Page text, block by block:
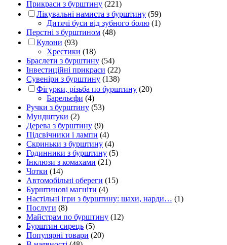
Прикраси з бурштину (221)
Лікувальні намиста з бурштину (59)
Дитячі буси від зубного болю (1)
Перстні з бурштином (48)
Кулони (93)
Хрестики (18)
Браслети з бурштину (54)
Інвестиційні прикраси (22)
Сувеніри з бурштину (138)
Фігурки, різьба по бурштину (20)
Барельєфи (4)
Ручки з бурштину (53)
Мундштуки (2)
Дерева з бурштину (9)
Підсвічники і лампи (4)
Скриньки з бурштину (4)
Годинники з бурштину (5)
Інклюзи з комахами (21)
Чотки (14)
Автомобільні обереги (15)
Бурштинові магніти (4)
Настільні ігри з бурштину: шахи, нарди… (1)
Послуги (8)
Майстрам по бурштину (12)
Бурштин сирець (5)
Популярні товари (20)